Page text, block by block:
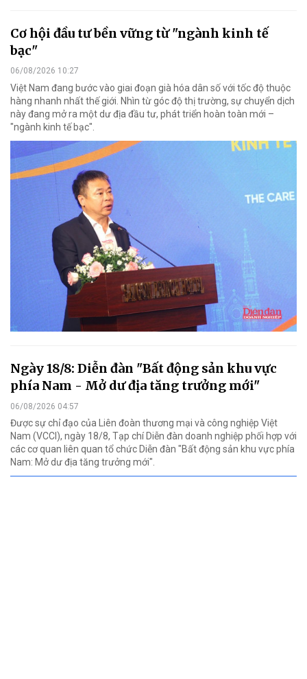
Cơ hội đầu tư bền vững từ "ngành kinh tế
bạc"
06/08/2026 10:27
Việt Nam đang bước vào giai đoạn già hóa dân số với tốc độ thuộc
hàng nhanh nhất thế giới. Nhìn từ góc độ thị trường, sự chuyển dịch
này đang mở ra một dư địa đầu tư, phát triển hoàn toàn mới –
"ngành kinh tế bạc".
Ngày 18/8: Diễn đàn "Bất động sản khu vực
phía Nam - Mở dư địa tăng trưởng mới"
06/08/2026 04:57
Được sự chỉ đạo của Liên đoàn thương mại và công nghiệp Việt
Nam (VCCI), ngày 18/8, Tạp chí Diễn đàn doanh nghiệp phối hợp với
các cơ quan liên quan tổ chức Diễn đàn "Bất động sản khu vực phía
Nam: Mở dư địa tăng trưởng mới".